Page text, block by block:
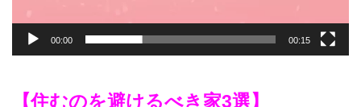
00:00 00:15
【住むのを避けるべき家3選】